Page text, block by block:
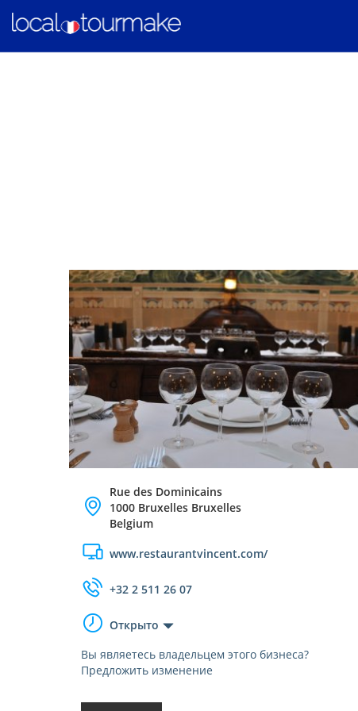
Rue des Dominicains
1000 Bruxelles Bruxelles
Belgium
www.restaurantvincent.com/
+32 2 511 26 07
Открыто
Вы являетесь владельцем этого бизнеса?
Предложить изменение